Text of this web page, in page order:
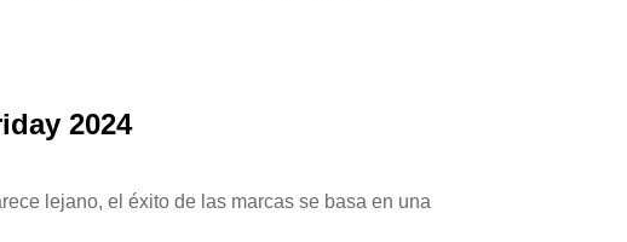
2024
lejano, el éxito de las marcas se basa en una